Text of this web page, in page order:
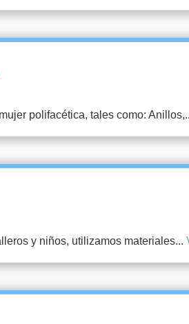
polifacética, tales como:
y niños, utilizamos materiales...